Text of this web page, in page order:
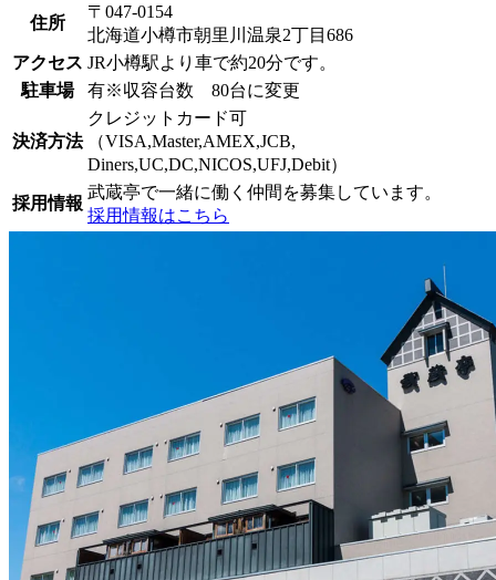
住所
〒047-0154
北海道小樽市朝里川温泉2丁目686
アクセス JR小樽駅より車で約20分です。
駐車場
有※収容台数 80台に変更
決済方法
クレジットカード可
（VISA,Master,AMEX,JCB,
Diners,UC,DC,NICOS,UFJ,Debit）
採用情報
武蔵亭で一緒に働く仲間を募集しています。
採用情報はこちら